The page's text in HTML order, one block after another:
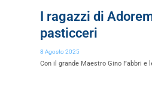
I ragazzi di
pasticceri
8 Agosto 2025
Con il grande Maestro Gino Fabbri e